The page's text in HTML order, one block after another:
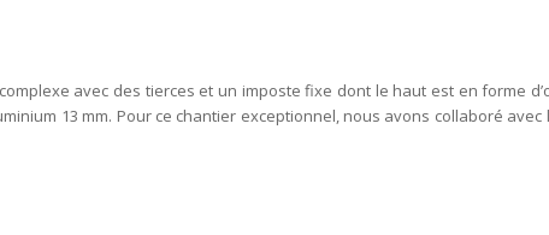
avec des tierces et un imposte fixe dont le haut est en forme
13 mm. Pour ce chantier exceptionnel, nous avons collaboré